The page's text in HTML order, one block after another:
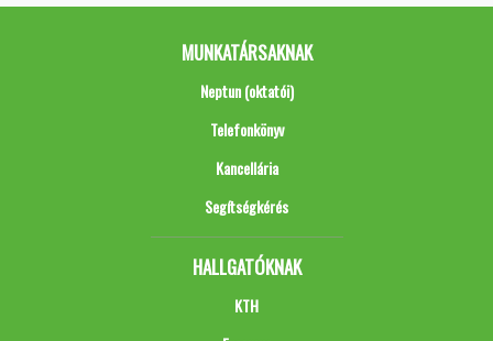
MUNKATÁRSAKNAK
Neptun (oktatói)
Telefonkönyv
Kancellária
Segítségkérés
HALLGATÓKNAK
KTH